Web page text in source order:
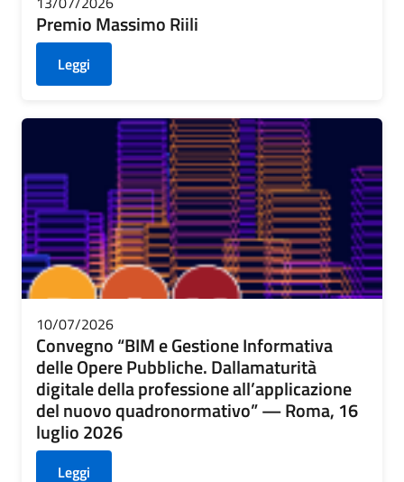
Premio Massimo Riili
Leggi
10/07/2026
Convegno “BIM e Gestione Informativa
delle Opere Pubbliche. Dallamaturità
digitale della professione all’applicazione
del nuovo quadronormativo” — Roma, 16
luglio 2026
Leggi